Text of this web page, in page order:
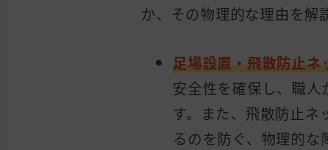
か、その物理的な理由を解
足場設置・飛散防止
安全性を確保し、職
す。また、飛散防止
るのを防ぐ、物理的な